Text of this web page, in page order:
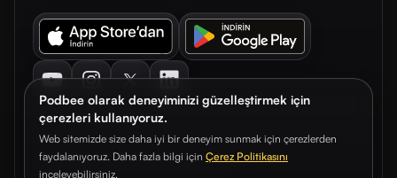
Podbee olarak deneyiminizi güzelleştirmek için
çerezleri kullanıyoruz.
Web sitemizde size daha iyi bir deneyim sunmak için çerezlerden
faydalanıyoruz. Daha fazla bilgi için Çerez Politikasını
inceleyebilirsiniz.
© 2026. Podbee Media. Tüm hakları saklıdır.